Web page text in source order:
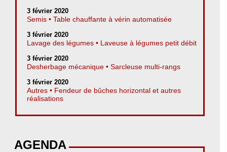
3 février 2020
Semis • Table chauffante à vérin automatisée
3 février 2020
Lavage des légumes • Laveuse à légumes petit débit
3 février 2020
Desherbage mécanique • Sarcleuse multi-rangs
3 février 2020
Autres • Fendeur de bûches horizontal et autres
réalisations
AGENDA